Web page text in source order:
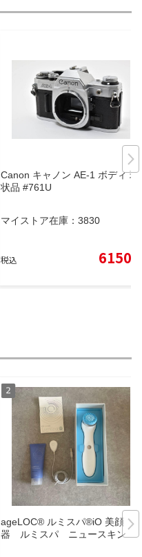
Canon キャノン AE-1 ボディ 現
状品 #761U
マイストア在庫： 3830
税込 6150
ageLOC®️ ルミスパ®️iO 美顔
器 ルミスパ ニュースキン